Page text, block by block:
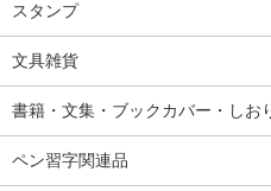
スタンプ
文具雑貨
書籍・文集・ブックカバー・しお
ペン習字関連品